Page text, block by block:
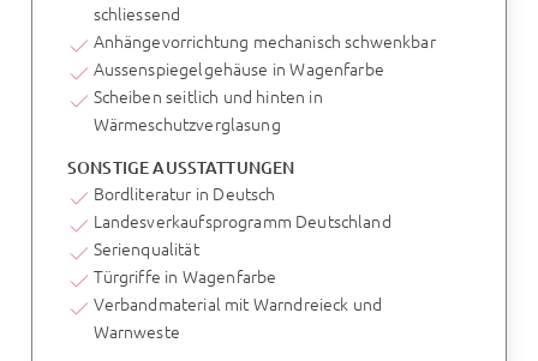
schliessend
Anhängevorrichtung mechanisch schwenkbar
Aussenspiegelgehäuse in Wagenfarbe
Scheiben seitlich und hinten in
Wärmeschutzverglasung
SONSTIGE AUSSTATTUNGEN
Bordliteratur in Deutsch
Landesverkaufsprogramm Deutschland
Serienqualität
Türgriffe in Wagenfarbe
Verbandmaterial mit Warndreieck und
Warnweste